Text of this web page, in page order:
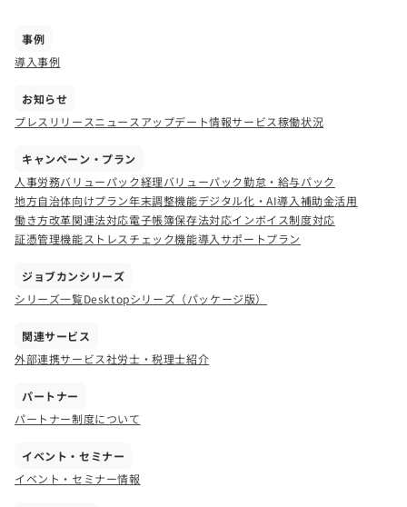
事例
導入事例
お知らせ
プレスリリースニュース アップデート情報サービス稼働状況
キャンペーン・プラン
人事労務バリューパック経理バリューパック勤怠・給与パック
地方自治体向けプラン年末調整機能デジタル化・AI導入補助金活用
働き方改革関連法対応電子帳簿保存法対応インボイス制度対応
証憑管理機能ストレスチェック機能導入サポートプラン
ジョブカンシリーズ
シリーズ一覧Desktopシリーズ（パッケージ版）
関連サービス
外部連携サービス社労士・税理士紹介
パートナー
パートナー制度について
イベント・セミナー
イベント・セミナー情報